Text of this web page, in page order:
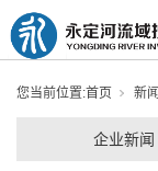
您当前位置:首页 新
企业新闻